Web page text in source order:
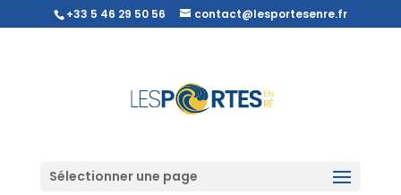
+33 5 46 29 50 56 contact@lesportesenre.fr
Sélectionner une page